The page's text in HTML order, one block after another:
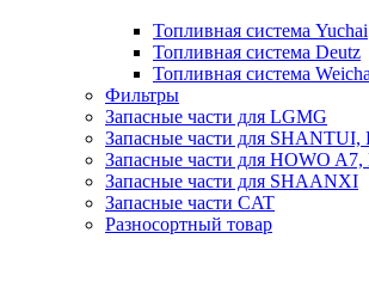
Топливная система Yuchai
Топливная система Deutz
Топливная система
Фильтры
Запасные части для LGMG
Запасные части для
Запасные части для HOWO
Запасные части для SHAANXI
Запасные части CAT
Разносортный товар